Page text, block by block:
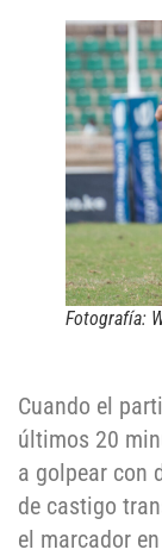
Fotografía:
Cuando el
últimos 20
a golpear con
de castigo
el marcador